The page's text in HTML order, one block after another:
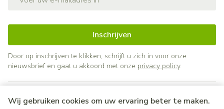
Wij gebruiken cookies om uw ervaring beter te maken.
Inschrijven
Door op inschrijven te klikken, schrijft u zich in voor onze
nieuwsbrief en gaat u akkoord met onze privacy policy.